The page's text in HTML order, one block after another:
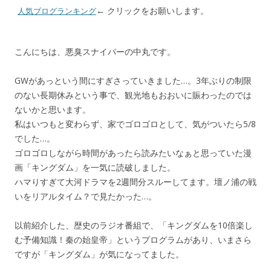
o
k
a
人気ブログランキング← クリックをお願いします。
こんにちは、悪臭スナイパーの中丸です。
GWがあっという間にすぎさっていきました…。3年ぶりの制限
のない長期休みという事で、観光地もおおいに賑わったのでは
ないかと思います。
私はいつもと変わらず、家でゴロゴロとして、気がついたら5/8
でした…。
ゴロゴロしながら時間があったら読みたいなぁと思っていた漫
画「キングダム」を一気に読破しました。
ハマりすぎて大河ドラマを2週間分スルーしてます。壇ノ浦の戦
いをリアルタイム？で見たかった…。
以前紹介した、歴史のラジオ番組で、「キングダムを10倍楽し
む予備知識！秦の始皇帝」というプログラムがあり、いまさら
ですが「キングダム」が気になってました。